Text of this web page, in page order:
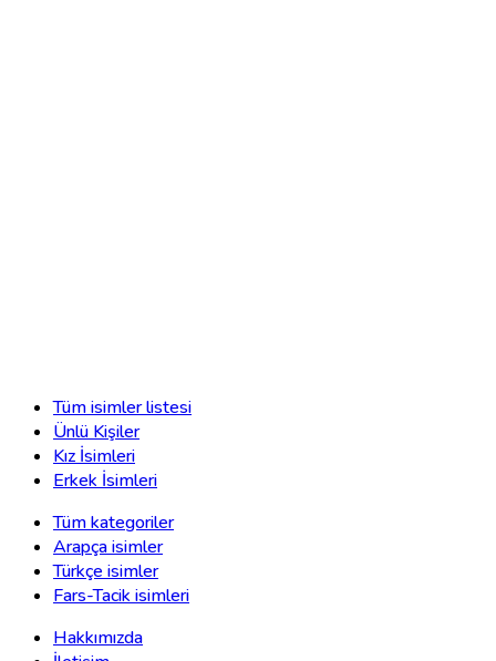
Tüm isimler listesi
Ünlü Kişiler
Kız İsimleri
Erkek İsimleri
Tüm kategoriler
Arapça isimler
Türkçe isimler
Fars-Tacik isimleri
Hakkımızda